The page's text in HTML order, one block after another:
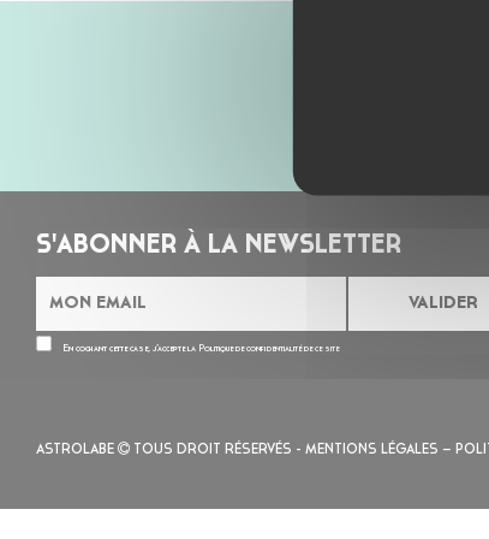
S'ABONNER À LA NEWSLETTER
En cochant cette case, j’accepte la Politique de confidentialitéde ce site
ASTROLABE TOUS DROIT RÉSERVÉS - MENTIONS LÉGALES –